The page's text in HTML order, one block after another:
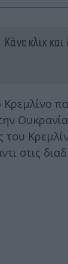
Κάνε κλικ
Κρεμλίνο
στις